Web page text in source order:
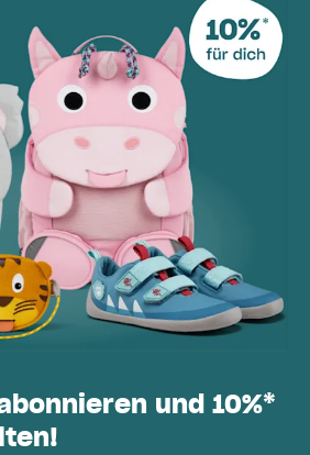
und 10%*